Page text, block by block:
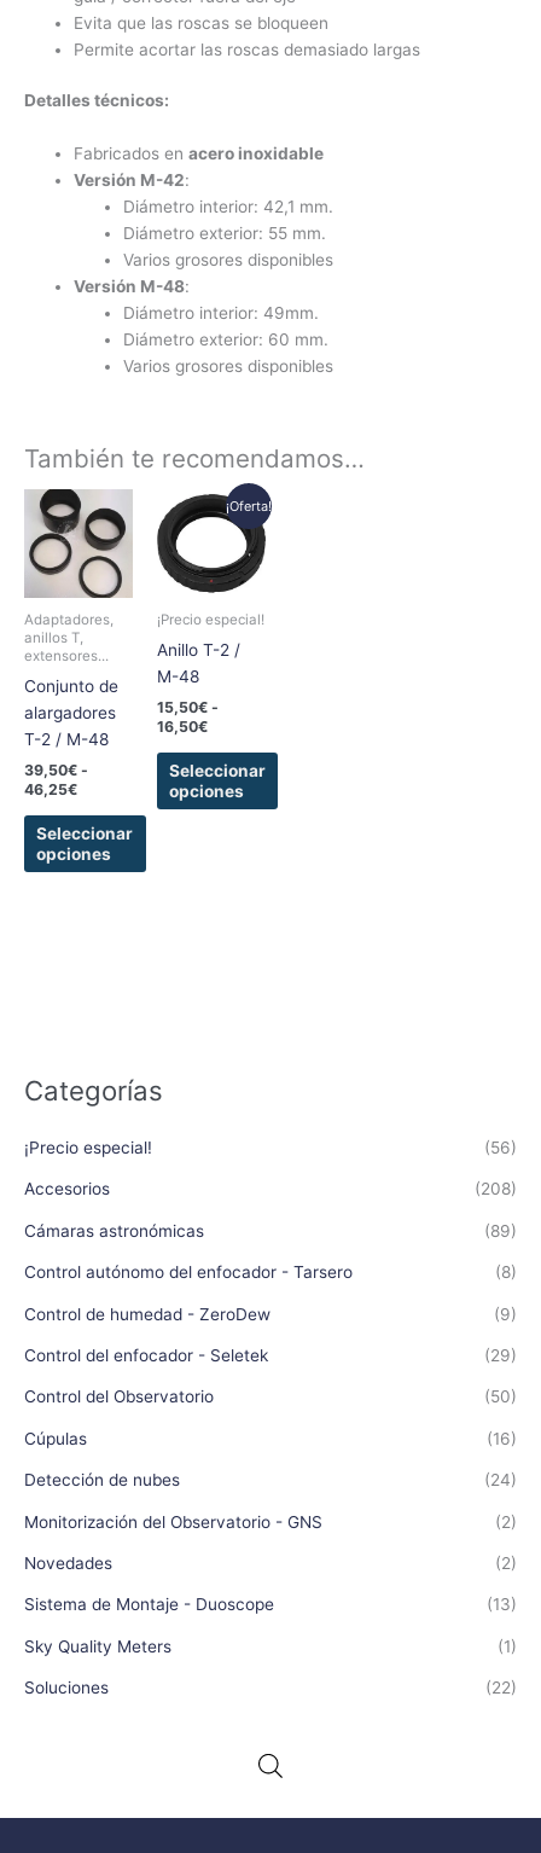
Categorías
¡Precio especial! (56)
Accesorios (208)
Cámaras astronómicas (89)
Control autónomo del enfocador - Tarsero (8)
Control de humedad - ZeroDew (9)
Control del enfocador - Seletek (29)
Control del Observatorio (50)
Cúpulas (16)
Detección de nubes (24)
Monitorización del Observatorio - GNS (2)
Novedades (2)
Sistema de Montaje - Duoscope (13)
Sky Quality Meters (1)
Soluciones (22)
Evita que las roscas se bloqueen
Permite acortar las roscas demasiado largas
Detalles técnicos:
Fabricados enacero inoxidable
Versión M-42:
Diámetro interior: 42,1 mm.
Diámetro exterior: 55 mm.
Varios grosores disponibles
Versión M-48:
Diámetro interior: 49mm.
Diámetro exterior: 60 mm.
Varios grosores disponibles
También te recomendamos…
Adaptadores,
anillos T,
extensores...
Conjunto de
alargadores
T-2 / M-48
39,50€ -
46,25€
Rango
de
precios:
desde
39,50€
hasta
46,25€
Seleccionar
opciones
Este
producto
tiene
múltiples
Las
opciones
se
pueden
elegir
en
la
página
de
producto
¡Oferta!
¡Precio especial!
Anillo T-2 /
M-48
15,50€ -
16,50€
Rango
de
precios:
desde
15,50€
hasta
16,50€
Seleccionar
opciones
Este
producto
tiene
múltiples
opciones
se
pueden
elegir
en